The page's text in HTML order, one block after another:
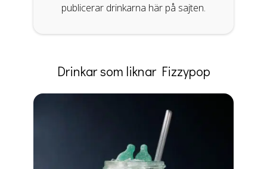
publicerar drinkarna här på sajten.
Drinkar som liknar Fizzypop